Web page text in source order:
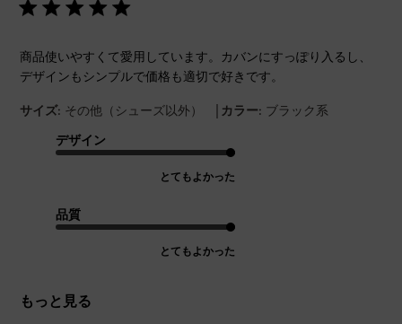
商品使いやすくて愛用しています。カバンにすっぽり入るし、
デザインもシンプルで価格も適切で好きです。
サイズ: その他（シューズ以外） | カラー: ブラック系
デザイン
とてもよかった
品質
とてもよかった
もっと見る